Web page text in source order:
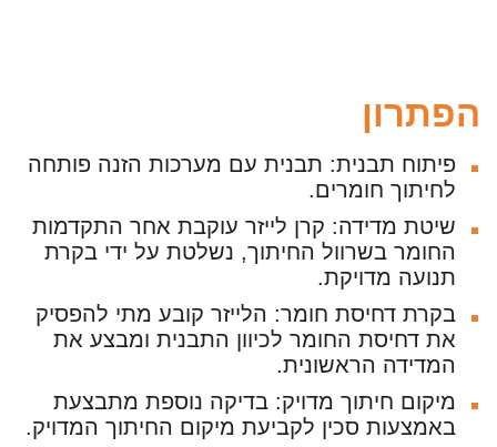
הפתרון
פיתוח תבנית: תבנית עם מערכות הזנה פותחה
לחיתוך חומרים.
שיטת מדידה: קרן לייזר עוקבת אחר התקדמות
החומר בשרוול החיתוך, נשלטת על ידי בקרת
תנועה מדויקת.
בקרת דחיסת חומר: הלייזר קובע מתי להפסיק
את דחיסת החומר לכיוון התבנית ומבצע את
המדידה הראשונית.
מיקום חיתוך מדויק: בדיקה נוספת מתבצעת
באמצעות סכין לקביעת מיקום החיתוך המדויק.